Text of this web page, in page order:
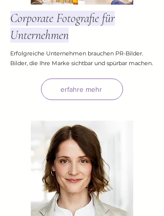
Corporate Fotografie für
Unternehmen
Erfolgreiche Unternehmen brauchen PR-Bilder.
Bilder, die Ihre Marke sichtbar und spürbar machen.
erfahre mehr